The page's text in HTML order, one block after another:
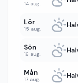
14 aug.
Lör
15 aug.
Sön
16 aug.
Mån
17 aug.